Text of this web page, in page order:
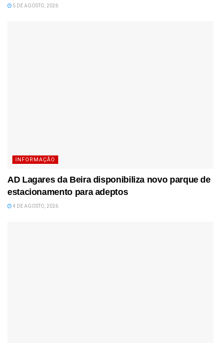
5 DE AGOSTO, 2026
INFORMAÇÃO
AD Lagares da Beira disponibiliza novo parque de
estacionamento para adeptos
4 DE AGOSTO, 2026